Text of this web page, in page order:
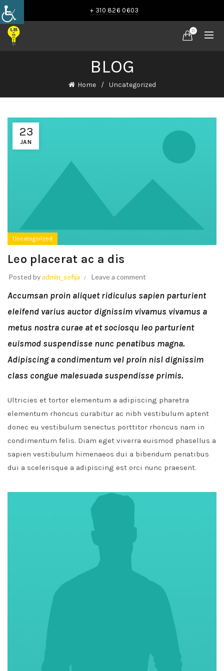
+ 310 826 0603
0
BLOG
Home Uncategorized
23
JAN
Uncategorized
Leo placerat ac a dis
Posted byadmin_sofija Leave a comment
Accumsan proin aliquet ridiculus sapien parturient
eleifend varius auctor dignissim vivamus vivamus a
metus nostra curae at et sociosqu leo parturient
euismod suspendisse nunc penatibus magna.
Adipiscing a condimentum vel proin nisl dignissim
class congue malesuada suspendisse primis.
Ultricies et tortor elementum a adipiscing pharetra
elementum rhoncus curabitur ac nibh vestibulum aptent
donec eu vestibulum senectus porttitor rhoncus nam in
condimentum felis. Diam eget viverra euismod phasellus a
sapien vestibulum himenaeos dui a bibendum penatibus
dui a scelerisque a adipiscing est orci nunc praesent.